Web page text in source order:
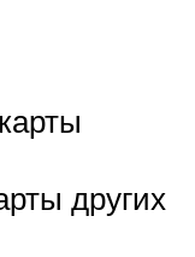
других